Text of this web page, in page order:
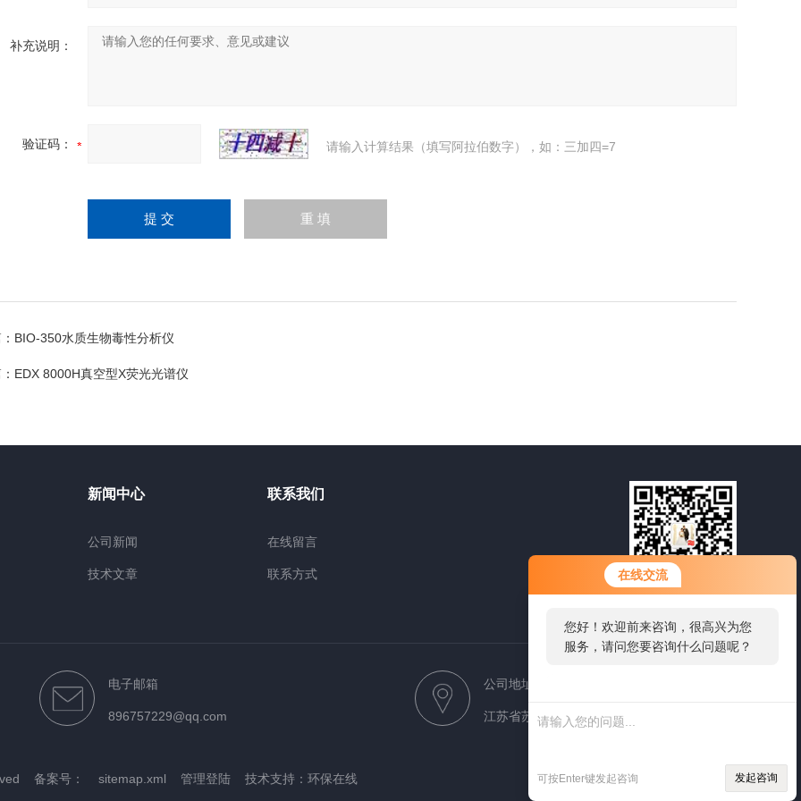
在线交流
您好！欢迎前来咨询，很高兴为您
服务，请问您要咨询什么问题呢？
您好，看您停留很久了，是否找到
了需求产品，您可以直接在线与我
可按Enter键发起咨询 发起咨询
补充说明：
验证码： 请输入计算结果（填写阿拉伯数字），如：三加四=7
BIO-350水质生物毒性分析仪
EDX 8000H真空型X荧光光谱仪
新闻中心
公司新闻
技术文章
联系我们
在线留言
联系方式
电子邮箱
896757229@qq.com
公司地址
江苏省苏州市虎丘区紫金路85号3栋
备案号： sitemap.xml 管理登陆 技术支持： 环保在线